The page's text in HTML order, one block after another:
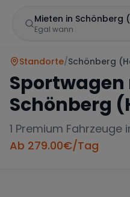
Mieten in Schönberg
Egal wann
Standorte/Schönberg
Sportwagen
Schönberg
1 Premium Fahrzeuge
Ab 279.00€/Tag